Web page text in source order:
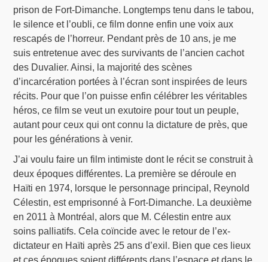
prison de Fort-Dimanche. Longtemps tenu dans le tabou,
le silence et l’oubli, ce film donne enfin une voix aux
rescapés de l’horreur. Pendant près de 10 ans, je me
suis entretenue avec des survivants de l’ancien cachot
des Duvalier. Ainsi, la majorité des scènes
d’incarcération portées à l’écran sont inspirées de leurs
récits. Pour que l’on puisse enfin célébrer les véritables
héros, ce film se veut un exutoire pour tout un peuple,
autant pour ceux qui ont connu la dictature de près, que
pour les générations à venir.
J’ai voulu faire un film intimiste dont le récit se construit à
deux époques différentes. La première se déroule en
Haïti en 1974, lorsque le personnage principal, Reynold
Célestin, est emprisonné à Fort-Dimanche. La deuxième
en 2011 à Montréal, alors que M. Célestin entre aux
soins palliatifs. Cela coïncide avec le retour de l’ex-
dictateur en Haïti après 25 ans d’exil. Bien que ces lieux